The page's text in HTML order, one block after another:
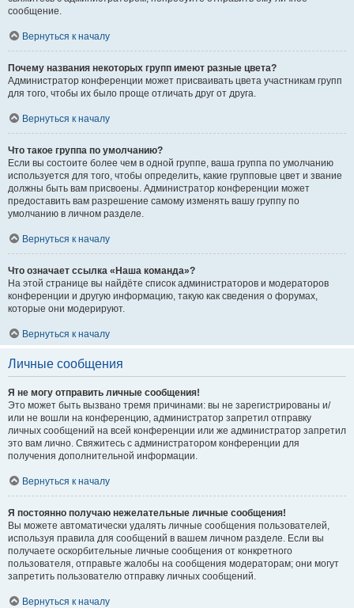
сообщение.
Вернуться к началу
Почему названия некоторых групп имеют разные цвета?
Администратор конференции может присваивать цвета участникам групп
для того, чтобы их было проще отличать друг от друга.
Вернуться к началу
Что такое группа по умолчанию?
Если вы состоите более чем в одной группе, ваша группа по умолчанию
используется для того, чтобы определить, какие групповые цвет и звание
должны быть вам присвоены. Администратор конференции может
предоставить вам разрешение самому изменять вашу группу по
умолчанию в личном разделе.
Вернуться к началу
Что означает ссылка «Наша команда»?
На этой странице вы найдёте список администраторов и модераторов
конференции и другую информацию, такую как сведения о форумах,
которые они модерируют.
Вернуться к началу
Личные сообщения
Я не могу отправить личные сообщения!
Это может быть вызвано тремя причинами: вы не зарегистрированы и/
или не вошли на конференцию, администратор запретил отправку
личных сообщений на всей конференции или же администратор запретил
это вам лично. Свяжитесь с администратором конференции для
получения дополнительной информации.
Вернуться к началу
Я постоянно получаю нежелательные личные сообщения!
Вы можете автоматически удалять личные сообщения пользователей,
используя правила для сообщений в вашем личном разделе. Если вы
получаете оскорбительные личные сообщения от конкретного
пользователя, отправьте жалобы на сообщения модераторам; они могут
запретить пользователю отправку личных сообщений.
Вернуться к началу